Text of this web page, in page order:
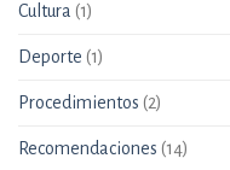
Cultura (1)
Deporte (1)
Procedimientos (2)
Recomendaciones (14)